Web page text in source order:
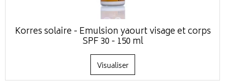
Korres solaire - Émulsion yaourt visage et corps
SPF 30 - 150 ml
Visualiser